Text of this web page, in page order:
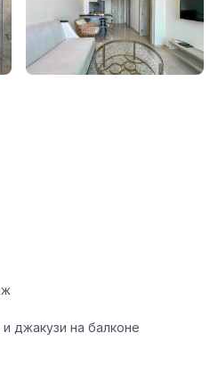
джакузи на балконе